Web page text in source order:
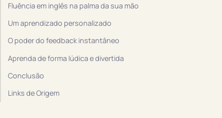
Fluência em inglês na palma da sua mão
Um aprendizado personalizado
O poder do feedback instantâneo
Aprenda de forma lúdica e divertida
Conclusão
Links de Origem